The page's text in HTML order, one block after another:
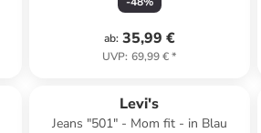
ab: 35,99 €
UVP: 69,99 €*
Levi's
Jeans "501" - Mom fit - in Blau